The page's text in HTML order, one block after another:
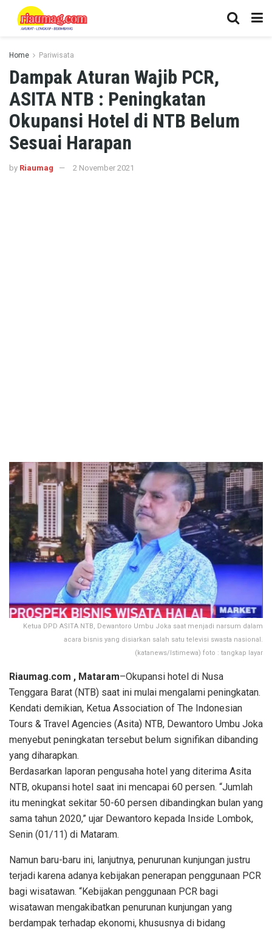
Home Pariwisata
Dampak Aturan Wajib PCR,
ASITA NTB : Peningkatan
Okupansi Hotel di NTB Belum
Sesuai Harapan
by Riaumag 2 November 2021
Ketua DPD ASITA NTB, Dewantoro Umbu Joka saat menjadi narsum dalam
acara bisnis yang disiarkan salah satu televisi swasta nasional.
(katanews/Istimewa) foto : tangkap layar
Riaumag.com , Mataram–Okupansi hotel di Nusa
Tenggara Barat (NTB) saat ini mulai mengalami peningkatan.
Kendati demikian, Ketua Association of The Indonesian
Tours & Travel Agencies (Asita) NTB, Dewantoro Umbu Joka
menyebut peningkatan tersebut belum signifikan dibanding
yang diharapkan.
Berdasarkan laporan pengusaha hotel yang diterima Asita
NTB, okupansi hotel saat ini mencapai 60 persen. “Jumlah
itu meningkat sekitar 50-60 persen dibandingkan bulan yang
sama tahun 2020,” ujar Dewantoro kepada Inside Lombok,
Senin (01/11) di Mataram.
Namun baru-baru ini, lanjutnya, penurunan kunjungan justru
terjadi karena adanya kebijakan penerapan penggunaan PCR
bagi wisatawan. “Kebijakan penggunaan PCR bagi
wisatawan mengakibatkan penurunan kunjungan yang
berdampak terhadap ekonomi, khususnya di bidang